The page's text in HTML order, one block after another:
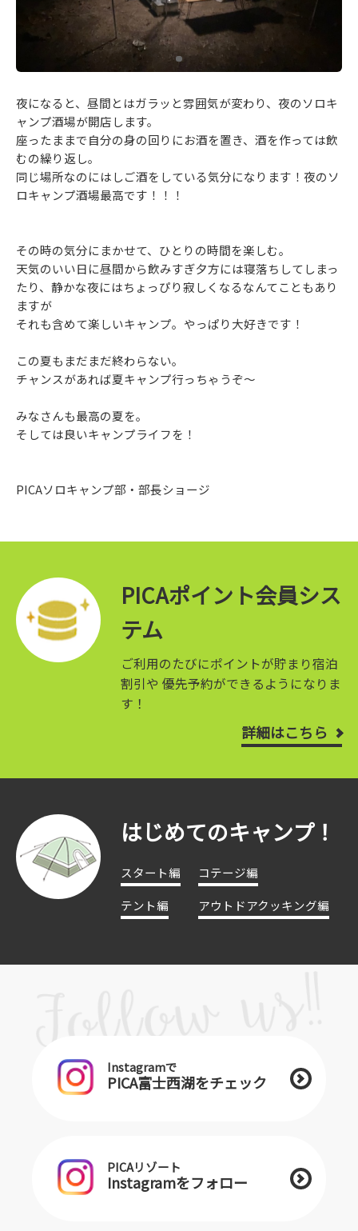
夜になると、昼間とはガラッと雰囲気が変わり、夜のソロキ
ャンプ酒場が開店します。
座ったままで自分の身の回りにお酒を置き、酒を作っては飲
むの繰り返し。
同じ場所なのにはしご酒をしている気分になります！夜のソ
ロキャンプ酒場最高です！！！
その時の気分にまかせて、ひとりの時間を楽しむ。
天気のいい日に昼間から飲みすぎ夕方には寝落ちしてしまっ
たり、静かな夜にはちょっぴり寂しくなるなんてこともあり
ますが
それも含めて楽しいキャンプ。やっぱり大好きです！
この夏もまだまだ終わらない。
チャンスがあれば夏キャンプ行っちゃうぞ～
みなさんも最高の夏を。
そしては良いキャンプライフを！
PICAソロキャンプ部・部長ショージ
PICAポイント会員シス
テム
ご利用のたびにポイントが貯まり宿泊
割引や 優先予約ができるようになりま
す！
詳細はこちら
はじめてのキャンプ！
スタート編
コテージ編
テント編
アウトドアクッキング編
Instagramで
PICA富士西湖をチェック
PICAリゾート
Instagramをフォロー